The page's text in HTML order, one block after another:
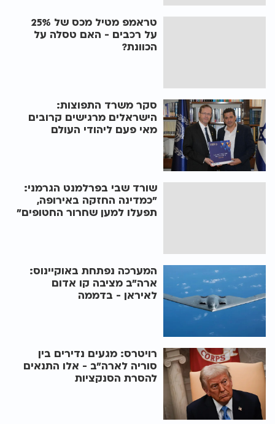
טראמפ מטיל מכס של 25%
על רכבים - האם טסלה על
הכוונת?
סקר משרד התפוצות:
הישראלים מרגישים קרובים
מאי פעם ליהודי העולם
שורד שבי בפרלמנט הגרמני:
"כמדינה החזקה באירופה,
תפעלו למען שחרור החטופים"
המערכה נפתחת באוקיינוס:
ארה"ב מציבה קו אדום
לאיראן - בדממה
רויטרס: מגעים נדירים בין
סוריה לארה"ב - אלו התנאים
להסרת הסנקציות